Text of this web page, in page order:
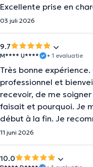
Excellente prise en
03 juli 2026
9.7
M**** U**** • 1 evaluatie
Très bonne
professionnel et
recevoir, de me
faisait et pourquoi. Je
début à la fin. Je
11 juni 2026
10.0